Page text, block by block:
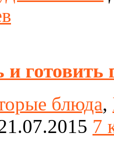
и готовить
блюда,
7